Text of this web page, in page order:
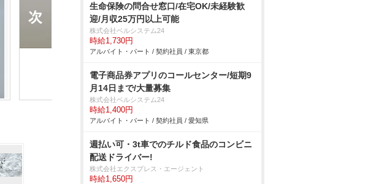
生命保険の問合せ窓口/在宅OK/未経験歓
迎/月収25万円以上可能
株式会社ベルシステム24
時給1,730円
アルバイト・パート / 契約社員 / 東京都
電子商品券アプリのコールセンター/短期9
月14日まで/大量募集
株式会社ベルシステム24
時給1,400円
アルバイト・パート / 契約社員 / 愛知県
週払い可・3t車でのチルド食品のコンビニ
配送ドライバー!
株式会社エクスプレス・エージェント
時給1,650円